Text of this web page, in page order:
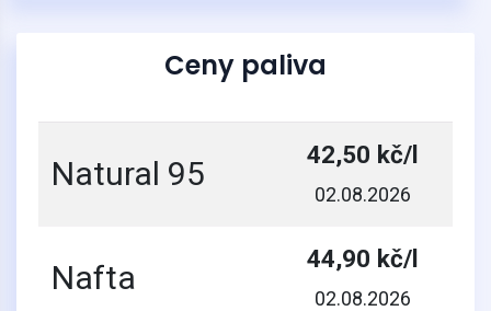
Ceny paliva
Natural 95 42,50 kč/l
02.08.2026
Nafta 44,90 kč/l
02.08.2026